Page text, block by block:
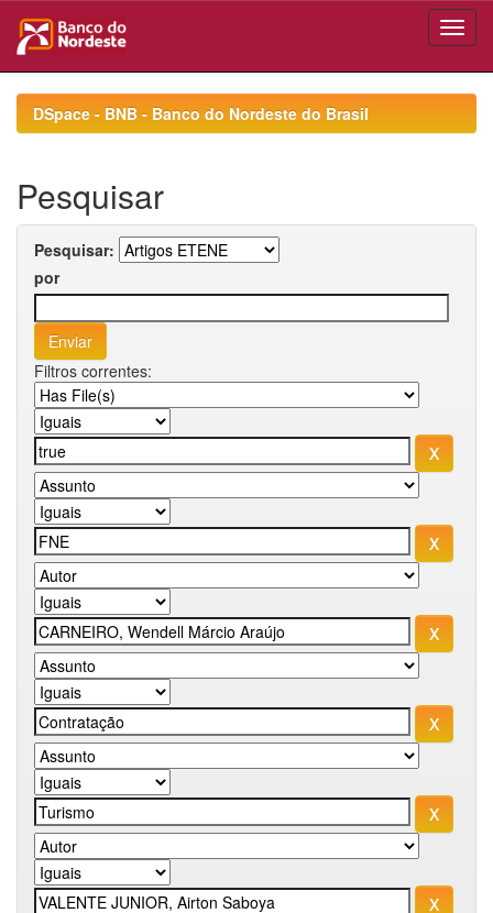
navigationDSpace - BNB - Banco do Nordeste do Brasil
Pesquisar
Pesquisar:
por
Filtros correntes: